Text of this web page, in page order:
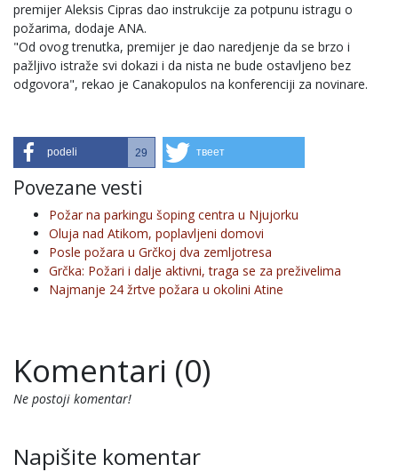
premijer Aleksis Cipras dao instrukcije za potpunu istragu o
požarima, dodaje ANA.
"Od ovog trenutka, premijer je dao naredjenje da se brzo i
pažljivo istraže svi dokazi i da nista ne bude ostavljeno bez
odgovora", rekao je Canakopulos na konferenciji za novinare.
podeli 29 твеет
Povezane vesti
Požar na parkingu šoping centra u Njujorku
Oluja nad Atikom, poplavljeni domovi
Posle požara u Grčkoj dva zemljotresa
Grčka: Požari i dalje aktivni, traga se za preživelima
Najmanje 24 žrtve požara u okolini Atine
Komentari (0)
Ne postoji komentar!
Napišite komentar